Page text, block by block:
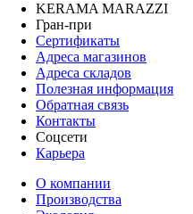
KERAMA MARAZZI
Гран-при
Сертификаты
Адреса магазинов
Адреса складов
Полезная информация
Обратная связь
Контакты
Соцсети
Карьера
О компании
Производства